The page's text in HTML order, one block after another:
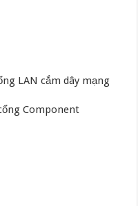
LAN cắm dây mạng
Component